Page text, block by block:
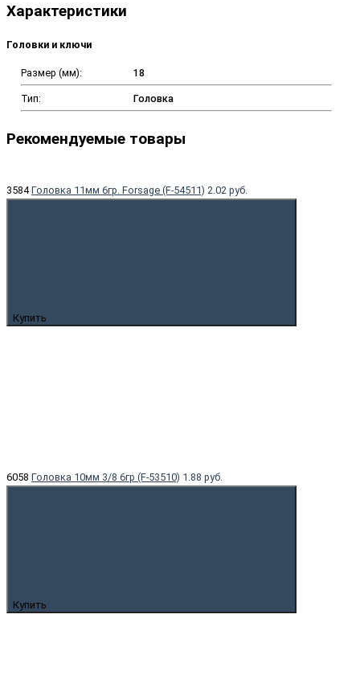
Характеристики
Головки и ключи
Размер (мм): 18
Тип: Головка
Рекомендуемые товары
3584 Головка 11мм 6гр. Forsage (F-54511) 2.02 руб.
Купить
6058 Головка 10мм 3/8 6гр (F-53510) 1.88 руб.
Купить